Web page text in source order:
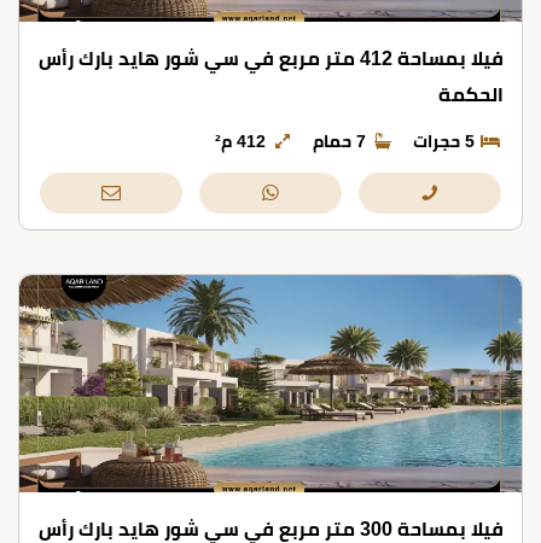
فيلا بمساحة 412 متر مربع في سي شور هايد بارك رأس
الحكمة
5 حجرات 7 حمام 412 م²
فيلا بمساحة 300 متر مربع في سي شور هايد بارك رأس